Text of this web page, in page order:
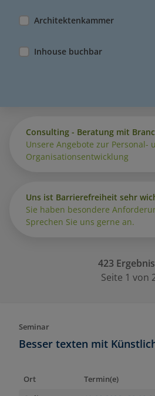
Architektenkammer
Inhouse buchbar
Consulting - Beratung mit
Unsere Angebote zur Personal-
Organisationsentwicklung
Uns ist Barrierefreiheit sehr
Sie haben besondere
Sprechen Sie uns gerne an.
423
Seite 1 von
Seminar
Besser texten mit
Ort
Termin(e)